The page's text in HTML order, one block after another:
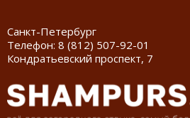
Санкт-Петербург
Телефон: 8 (812) 507-92-01
Кондратьевский проспект, 7